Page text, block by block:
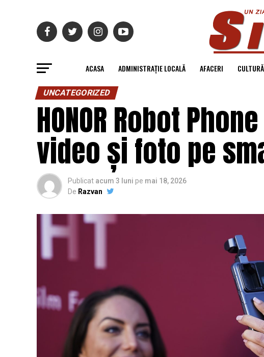
ACASA ADMINISTRAȚIE LOCALĂ AFACERI CULTURĂ
UNCATEGORIZED
HONOR Robot
video și foto pe
Publicat acum 3 luni pe mai 18, 2026
De Razvan